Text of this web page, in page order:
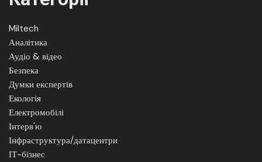
Miltech
Аналітика
Аудіо & відео
Безпека
Думки експертів
Екологія
Електромобілі
Інтерв'ю
Інфраструктура/датацентри
ІТ-бізнес